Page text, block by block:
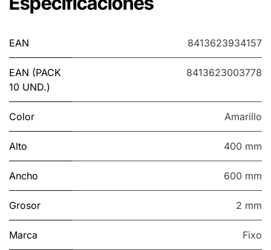
EAN 8413623934157
EAN (PACK
10 UND.)
8413623003778
Color Amarillo
Alto 400 mm
Ancho 600 mm
Grosor 2 mm
Marca Fixo